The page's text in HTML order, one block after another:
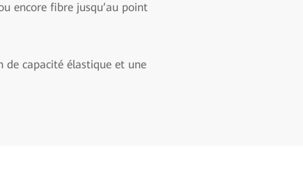
encore fibre jusqu’au point
capacité élastique et une